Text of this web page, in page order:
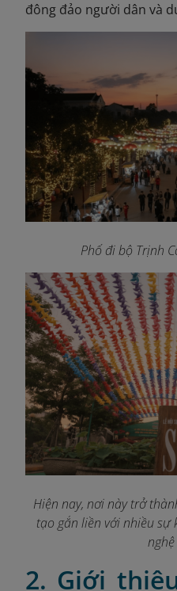
đông đảo người dân và
Phố đi bộ Trịnh
Hiện nay, nơi này trở
tạo gắn liền với nhiều sự
2. Giới